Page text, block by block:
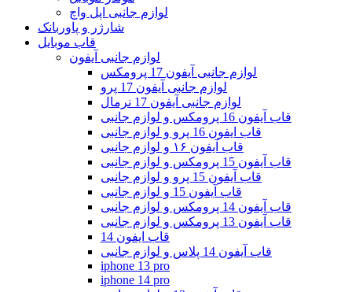
لوازم جانبی اپل واچ
شارژر و پاوربانک
قاب موبایل
لوازم جانبی آیفون
لوازم جانبی آیفون 17 پرومکس
لوازم جانبی آیفون 17 پرو
لوازم جانبی آیفون 17 نرمال
قاب آیفون 16 پرومکس و لوازم جانبی
قاب ایفون 16 پرو و لوازم جانبی
قاب آیفون ۱۶ و لوازم جانبی
قاب آیفون 15 پرومکس و لوازم جانبی
قاب آیفون 15 پرو و لوازم جانبی
قاب آیفون 15 و لوازم جانبی
قاب آیفون 14 پرومکس و لوازم جانبی
قاب آیفون 13 پرومکس و لوازم جانبی
قاب ایفون 14
قاب آیفون 14 پلاس و لوازم جانبی
iphone 13 pro
iphone 14 pro